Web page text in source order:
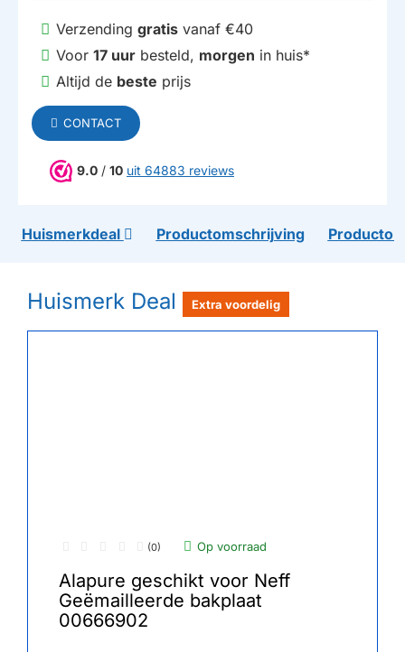
Verzending gratis vanaf €40
Voor 17 uur besteld, morgen in huis*
Altijd de beste prijs
CONTACT
9.0 / 10 uit 64883 reviews
Huismerkdeal Productomschrijving
Huismerk Deal Extra voordelig
(0) Op voorraad
Alapure geschikt voor Neff
Geëmailleerde bakplaat
00666902